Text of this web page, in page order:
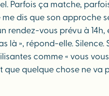
Parfois ça matche, parfois
dis que son approche
rendez-vous prévu à 14h,
là », répond-elle. Silence.
comme « vous
que quelque chose ne va